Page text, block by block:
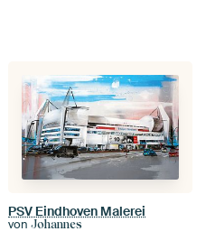
PSV Eindhoven Malerei
von Johannes